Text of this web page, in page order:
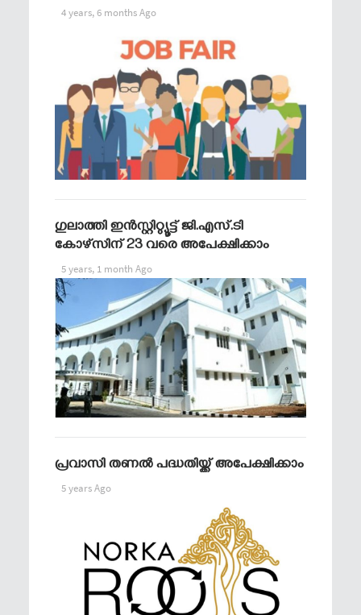
4 years, 6 months Ago
ഗുലാത്തി ഇൻസ്റ്റിറ്റ്യൂട്ട് ജി.എസ്.ടി
കോഴ്സിന് 23 വരെ അപേക്ഷിക്കാം
5 years, 1 month Ago
പ്രവാസി തണൽ പദ്ധതിയ്ക്ക് അപേക്ഷിക്കാം
5 years Ago